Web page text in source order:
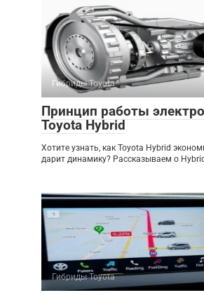
Гибриды Toyota
Принцип работы
Toyota Hybrid
Хотите узнать, как Toyota Hybrid
дарит динамику? Рассказываем о
Гибриды Toyota